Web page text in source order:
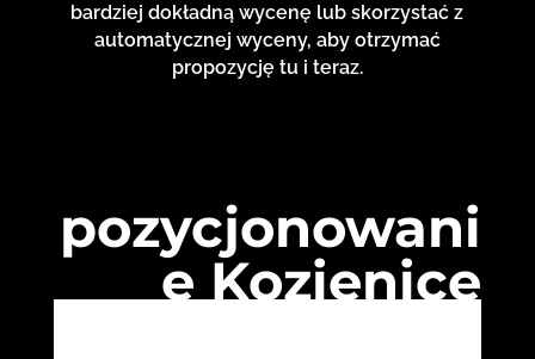
bardziej dokładną wycenę lub skorzystać z
automatycznej wyceny, aby otrzymać
propozycję tu i teraz.
pozycjonowani
e Kozienice